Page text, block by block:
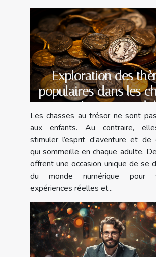
Exploration des
populaires dans les
au trésor pour
Les chasses au trésor ne sont
aux enfants. Au contraire,
stimuler l’esprit d’aventure et de
qui sommeille en chaque adulte.
offrent une occasion unique de se
du monde numérique pour
expériences réelles et...